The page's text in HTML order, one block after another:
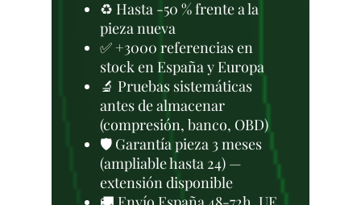
♻️ Hasta -50 % frente a la
pieza nueva
✅ +3000 referencias en
stock en España y Europa
🔬 Pruebas sistemáticas
antes de almacenar
(compresión, banco, OBD)
🛡️ Garantía pieza 3 meses
(ampliable hasta 24) —
extensión disponible